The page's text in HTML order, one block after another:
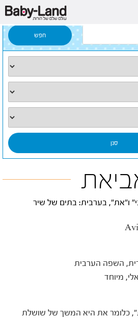
ו"את", בערבית: בתים של שיר
השפה הערבית
מיוחד
כלומר את היא המשך של שושלת